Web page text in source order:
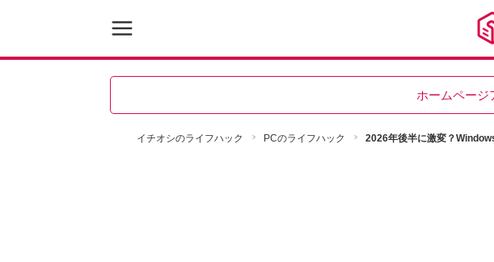
ホームページ
イチオシのライフハック PCのライフハック 2026年後半に激変？